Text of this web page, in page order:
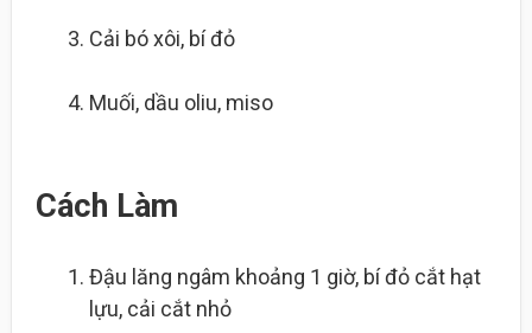
Cải bó xôi, bí đỏ
Muối, dầu oliu, miso
Cách Làm
Đậu lăng ngâm khoảng 1 giờ, bí đỏ cắt hạt
lựu, cải cắt nhỏ